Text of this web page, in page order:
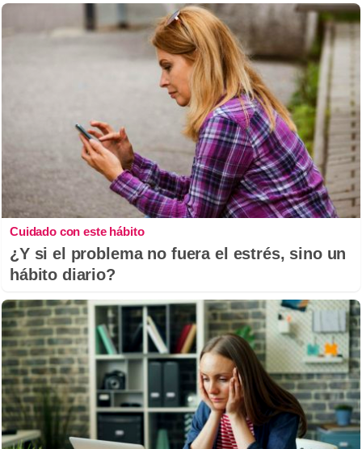
Cuidado con este hábito
¿Y si el problema no fuera el estrés, sino un
hábito diario?